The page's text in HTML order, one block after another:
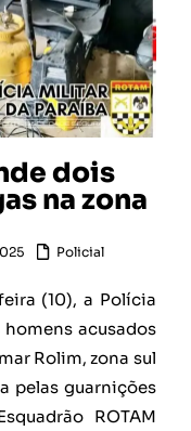
dois
na zona
Policial
(10), a Polícia
acusados
Rolim, zona sul
pelas guarnições
ROTAM